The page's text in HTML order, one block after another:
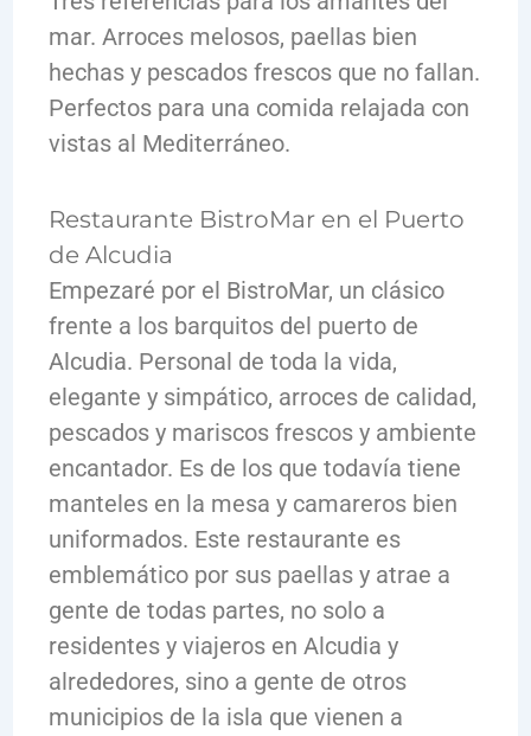
mar. Arroces melosos, paellas bien
hechas y pescados frescos que no fallan.
Perfectos para una comida relajada con
vistas al Mediterráneo.
Restaurante BistroMar en el Puerto
de Alcudia
Empezaré por el BistroMar, un clásico
frente a los barquitos del puerto de
Alcudia. Personal de toda la vida,
elegante y simpático, arroces de calidad,
pescados y mariscos frescos y ambiente
encantador. Es de los que todavía tiene
manteles en la mesa y camareros bien
uniformados. Este restaurante es
emblemático por sus paellas y atrae a
gente de todas partes, no solo a
residentes y viajeros en Alcudia y
alrededores, sino a gente de otros
municipios de la isla que vienen a